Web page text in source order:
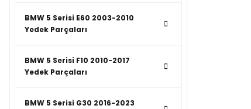
BMW 5 Serisi E60 2003-2010
Yedek Parçaları
BMW 5 Serisi F10 2010-2017
Yedek Parçaları
BMW 5 Serisi G30 2016-2023